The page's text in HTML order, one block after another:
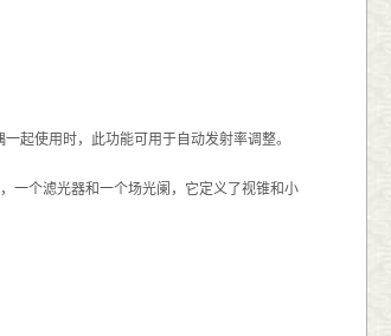
起使用时，此功能可用于自动发射率调整。
一个滤光器和一个场光阑，它定义了视锥和小